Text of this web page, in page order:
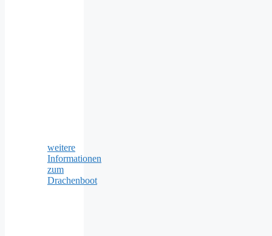
weitere
Informationen
zum
Drachenboot